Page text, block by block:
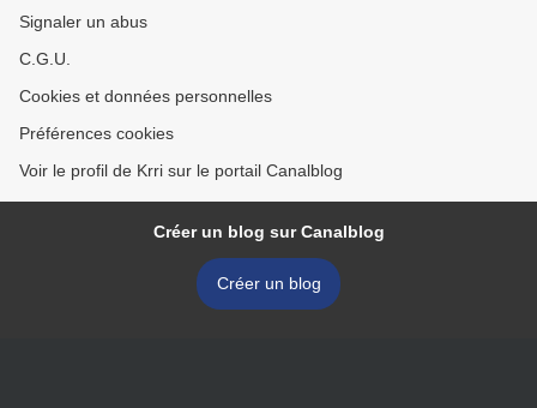
Signaler un abus
C.G.U.
Cookies et données personnelles
Préférences cookies
Voir le profil de Krri sur le portail Canalblog
Créer un blog sur Canalblog
Créer un blog